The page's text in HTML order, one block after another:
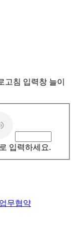
고침 입력창 늘이
입력하세요.
무협약